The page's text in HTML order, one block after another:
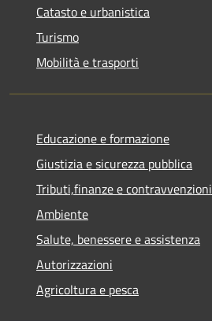
Catasto e urbanistica
Turismo
Mobilità e trasporti
Educazione e formazione
Giustizia e sicurezza pubblica
Tributi,finanze e contravvenzioni
Ambiente
Salute, benessere e assistenza
Autorizzazioni
Agricoltura e pesca